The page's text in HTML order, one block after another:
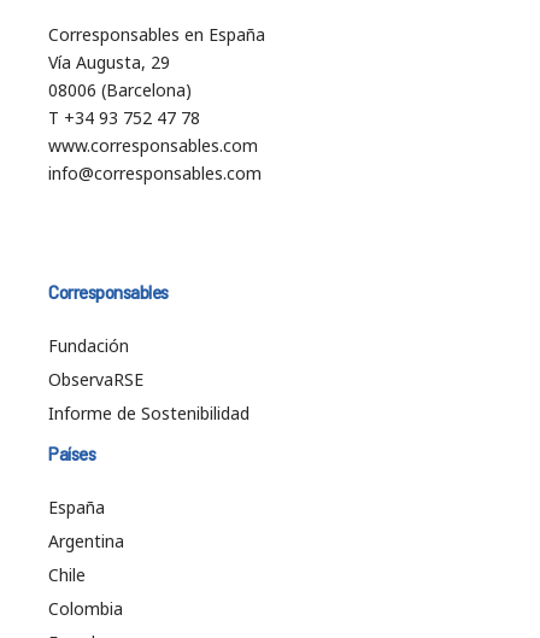
Corresponsables en España
Vía Augusta, 29
08006 (Barcelona)
T +34 93 752 47 78
www.corresponsables.com
info@corresponsables.com
Corresponsables
Fundación
ObservaRSE
Informe de Sostenibilidad
Países
España
Argentina
Chile
Colombia